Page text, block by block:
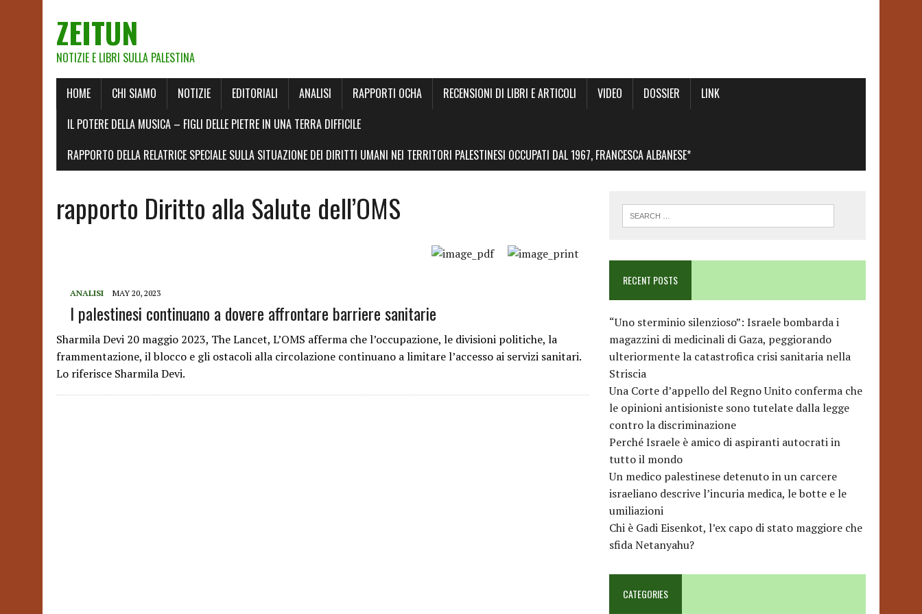
ZEITUN
NOTIZIE E LIBRI SULLA PALESTINA
HOME CHI SIAMO NOTIZIE EDITORIALI ANALISI RAPPORTI OCHA RECENSIONI DI LIBRI E ARTICOLI VIDEO DOSSIER
LINK
IL POTERE DELLA MUSICA – FIGLI DELLE PIETRE IN UNA TERRA DIFFICILE
RAPPORTO DELLA RELATRICE SPECIALE SULLA SITUAZIONE DEI DIRITTI UMANI NEI TERRITORI PALESTINESI OCCUPATI DAL 1967, FRANCESCA ALBANESE*
rapporto Diritto alla Salute dell’OMS
ANALISI MAY 20, 2023
I palestinesi continuano a dovere affrontare barriere sanitarie
Sharmila Devi 20 maggio 2023, The Lancet, L’OMS afferma che l’occupazione, le divisioni politiche, la
frammentazione, il blocco e gli ostacoli alla circolazione continuano a limitare l’accesso ai servizi sanitari.
Lo riferisce Sharmila Devi.
RECENT POSTS
“Uno sterminio silenzioso”: Israele bombarda i
magazzini di medicinali di Gaza, peggiorando
ulteriormente la catastrofica crisi sanitaria nella
Striscia
Una Corte d’appello del Regno Unito conferma che
le opinioni antisioniste sono tutelate dalla legge
contro la discriminazione
Perché Israele è amico di aspiranti autocrati in
tutto il mondo
Un medico palestinese detenuto in un carcere
israeliano descrive l’incuria medica, le botte e le
umiliazioni
Chi è Gadi Eisenkot, l’ex capo di stato maggiore che
sfida Netanyahu?
CATEGORIES